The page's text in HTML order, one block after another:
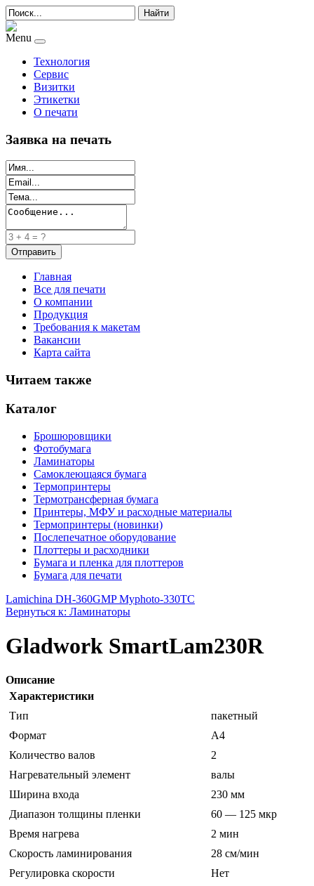
Найти
Menu
Технология
Сервис
Визитки
Этикетки
О печати
Заявка на печать
Главная
Все для печати
О компании
Продукция
Требования к макетам
Вакансии
Карта сайта
Читаем также
Каталог
Брошюровщики
Фотобумага
Ламинаторы
Самоклеющаяся бумага
Термопринтеры
Термотрансферная бумага
Принтеры, МФУ и расходные материалы
Термопринтеры (новинки)
Послепечатное оборудование
Плоттеры и расходники
Бумага и пленка для плоттеров
Бумага для печати
Lamichina DH-360GMP Myphoto-330TC
Вернуться к: Ламинаторы
Gladwork SmartLam230R
Описание
Характеристики
Тип
пакетный
Формат
A4
Количество валов
2
Нагревательный элемент
валы
Ширина входа
230 мм
Диапазон толщины пленки
60 — 125 мкр
Время нагрева
2 мин
Скорость ламинирования
28 см/мин
Регулировка скорости
Нет